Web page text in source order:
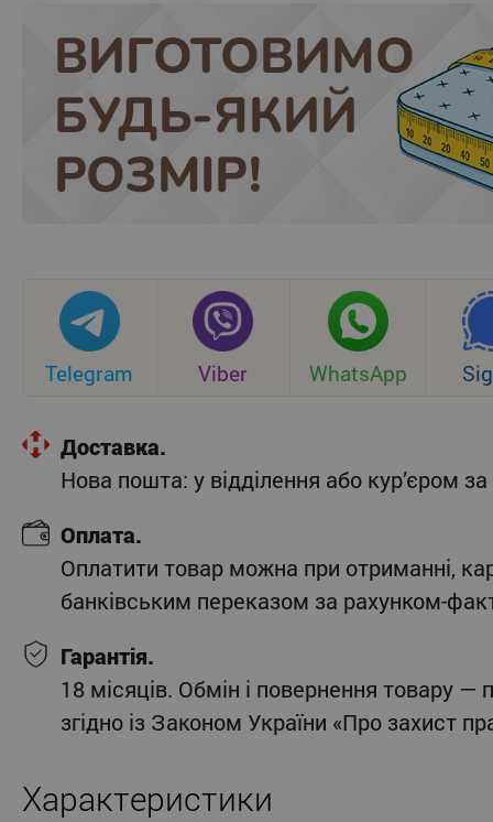
Telegram Viber WhatsApp
Доставка.
Нова пошта: у відділення або кур’єром
Оплата.
Оплатити товар можна при отриманні,
банківським переказом за рахунком-
Гарантія.
18 місяців. Обмін і повернення товару —
згідно із Законом України «Про захист
Характеристики